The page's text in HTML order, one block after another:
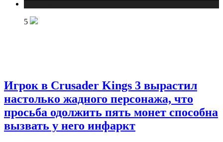
5
Игрок в Crusader Kings 3 вырастил
настолько жадного персонажа, что
просьба одолжить пять монет способна
вызвать у него инфаркт